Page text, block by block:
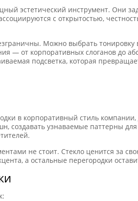
эстетический инструмент. Они
с открытостью,
Можно выбрать тонировку
— от корпоративных слоганов до
подсветка, которая
в корпоративный стиль
создавать узнаваемые паттерны
не стоит. Стекло ценится за
а остальные перегородки